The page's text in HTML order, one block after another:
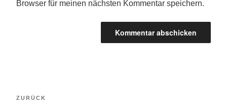
Browser für meinen nächsten Kommentar speichern.
Vorheriger
ZURÜCK